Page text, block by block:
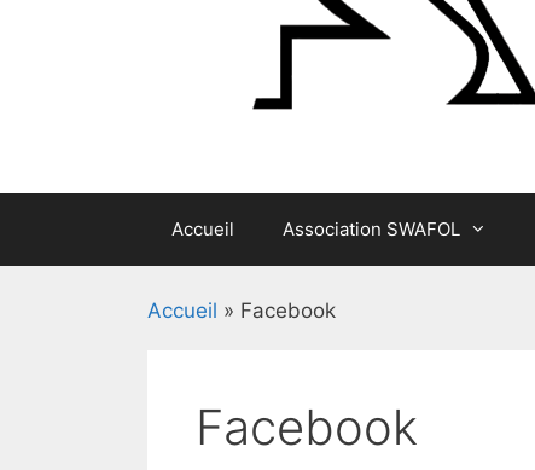
Accueil Association SWAFOL
Accueil » Facebook
Facebook